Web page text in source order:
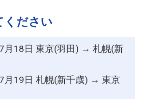
ください
月18日 東京(羽田) → 札幌(新
月19日 札幌(新千歳) → 東京